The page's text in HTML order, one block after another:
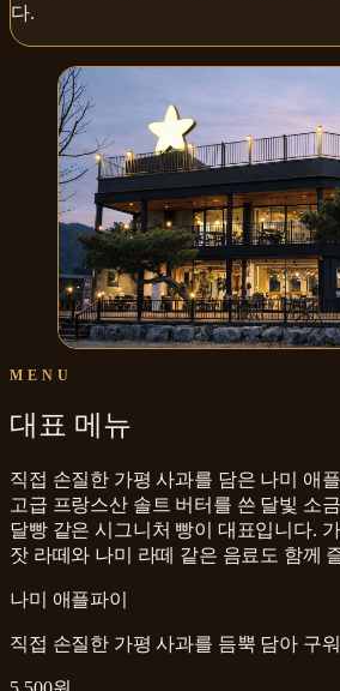
다.
MENU
대표 메뉴
직접 손질한 가평 사과를 담은 나미 애
고급 프랑스산 솔트 버터를 쓴 달빛 소
달빵 같은 시그니처 빵이 대표입니다.
잣 라떼와 나미 라떼 같은 음료도 함께
나미 애플파이
직접 손질한 가평 사과를 듬뿍 담아 구